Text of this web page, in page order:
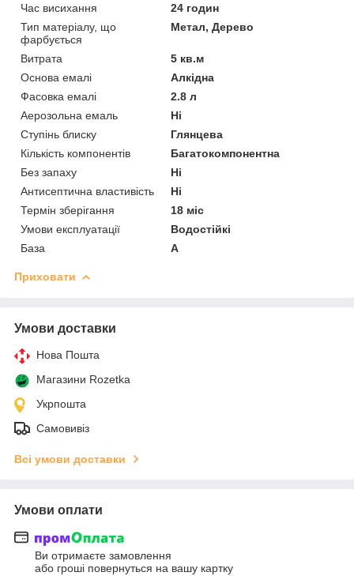
Час висихання
24 годин
Тип матеріалу, що
фарбується
Метал, Дерево
Витрата
5 кв.м
Основа емалі
Алкідна
Фасовка емалі
2.8 л
Аерозольна емаль
Ні
Ступінь блиску
Глянцева
Кількість компонентів
Багатокомпонентна
Без запаху
Ні
Антисептична властивість
Ні
Термін зберігання
18 міс
Умови експлуатації
Водостійкі
База
А
Приховати
Умови доставки
Нова Пошта
Магазини Rozetka
Укрпошта
Самовивіз
Всі умови доставки
Умови оплати
Ви отримаєте замовлення
або гроші повернуться на вашу картку